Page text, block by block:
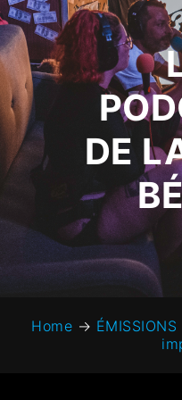
DE
Home → ÉMISSIONS